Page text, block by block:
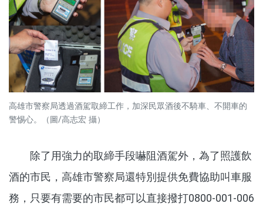
高雄市警察局透過酒駕取締工作，加深民眾酒後不騎車、不開車的
警惕心。（圖/高志宏 攝）
除了用強力的取締手段嚇阻酒駕外，為了照護飲
酒的市民，高雄市警察局還特別提供免費協助叫車服
務，只要有需要的市民都可以直接撥打0800-001-006